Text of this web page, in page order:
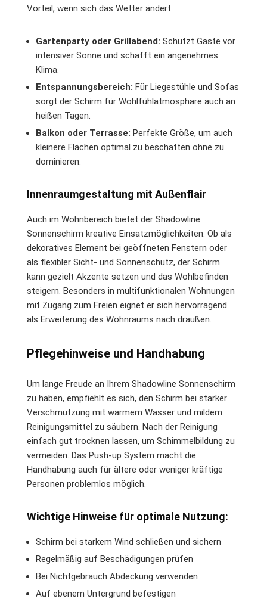
Vorteil, wenn sich das Wetter ändert.
Gartenparty oder Grillabend: Schützt Gäste vor
intensiver Sonne und schafft ein angenehmes
Klima.
Entspannungsbereich: Für Liegestühle und Sofas
sorgt der Schirm für Wohlfühlatmosphäre auch an
heißen Tagen.
Balkon oder Terrasse: Perfekte Größe, um auch
kleinere Flächen optimal zu beschatten ohne zu
dominieren.
Innenraumgestaltung mit Außenflair
Auch im Wohnbereich bietet der Shadowline
Sonnenschirm kreative Einsatzmöglichkeiten. Ob als
dekoratives Element bei geöffneten Fenstern oder
als flexibler Sicht- und Sonnenschutz, der Schirm
kann gezielt Akzente setzen und das Wohlbefinden
steigern. Besonders in multifunktionalen Wohnungen
mit Zugang zum Freien eignet er sich hervorragend
als Erweiterung des Wohnraums nach draußen.
Pflegehinweise und Handhabung
Um lange Freude an Ihrem Shadowline Sonnenschirm
zu haben, empfiehlt es sich, den Schirm bei starker
Verschmutzung mit warmem Wasser und mildem
Reinigungsmittel zu säubern. Nach der Reinigung
einfach gut trocknen lassen, um Schimmelbildung zu
vermeiden. Das Push-up System macht die
Handhabung auch für ältere oder weniger kräftige
Personen problemlos möglich.
Wichtige Hinweise für optimale Nutzung:
Schirm bei starkem Wind schließen und sichern
Regelmäßig auf Beschädigungen prüfen
Bei Nichtgebrauch Abdeckung verwenden
Auf ebenem Untergrund befestigen